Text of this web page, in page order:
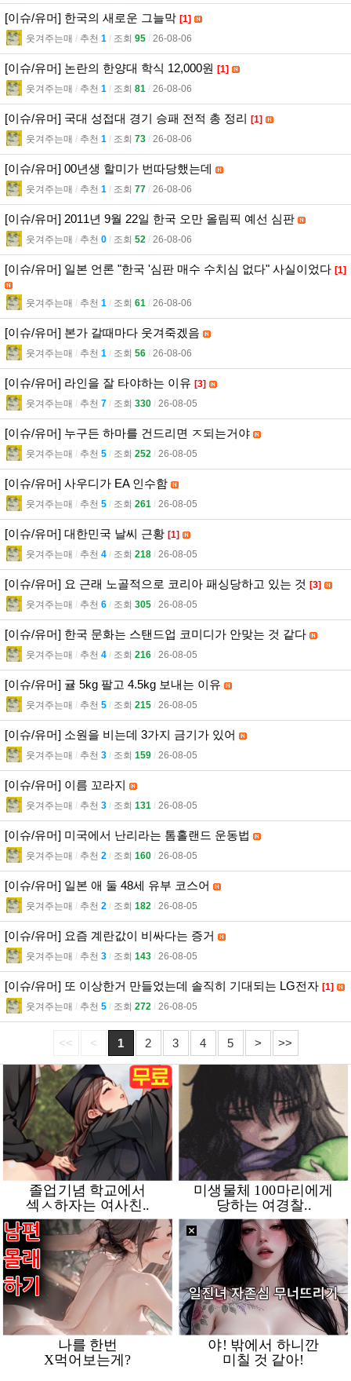
[이슈/유머] 한국의 새로운 그늘막 [1]
웃겨주는매 l 추천 1 l 조회 95 l 26-08-06
[이슈/유머] 논란의 한양대 학식 12,000원 [1]
웃겨주는매 l 추천 1 l 조회 81 l 26-08-06
[이슈/유머] 국대 성접대 경기 승패 전적 총 정리 [1]
웃겨주는매 l 추천 1 l 조회 73 l 26-08-06
[이슈/유머] 00년생 할미가 번따당했는데
웃겨주는매 l 추천 1 l 조회 77 l 26-08-06
[이슈/유머] 2011년 9월 22일 한국 오만 올림픽 예선 심판
웃겨주는매 l 추천 0 l 조회 52 l 26-08-06
[이슈/유머] 일본 언론 "한국 '심판 매수 수치심 없다" 사실이었다 [1]
웃겨주는매 l 추천 1 l 조회 61 l 26-08-06
[이슈/유머] 본가 갈때마다 웃겨죽겠음
웃겨주는매 l 추천 1 l 조회 56 l 26-08-06
[이슈/유머] 라인을 잘 타야하는 이유 [3]
웃겨주는매 l 추천 7 l 조회 330 l 26-08-05
[이슈/유머] 누구든 하마를 건드리면 ㅈ되는거야
웃겨주는매 l 추천 5 l 조회 252 l 26-08-05
[이슈/유머] 사우디가 EA 인수함
웃겨주는매 l 추천 5 l 조회 261 l 26-08-05
[이슈/유머] 대한민국 날씨 근황 [1]
웃겨주는매 l 추천 4 l 조회 218 l 26-08-05
[이슈/유머] 요 근래 노골적으로 코리아 패싱당하고 있는 것 [3]
웃겨주는매 l 추천 6 l 조회 305 l 26-08-05
[이슈/유머] 한국 문화는 스탠드업 코미디가 안맞는 것 같다
웃겨주는매 l 추천 4 l 조회 216 l 26-08-05
[이슈/유머] 귤 5kg 팔고 4.5kg 보내는 이유
웃겨주는매 l 추천 5 l 조회 215 l 26-08-05
[이슈/유머] 소원을 비는데 3가지 금기가 있어
웃겨주는매 l 추천 3 l 조회 159 l 26-08-05
[이슈/유머] 이름 꼬라지
웃겨주는매 l 추천 3 l 조회 131 l 26-08-05
[이슈/유머] 미국에서 난리라는 톰홀랜드 운동법
웃겨주는매 l 추천 2 l 조회 160 l 26-08-05
[이슈/유머] 일본 애 둘 48세 유부 코스어
웃겨주는매 l 추천 2 l 조회 182 l 26-08-05
[이슈/유머] 요즘 계란값이 비싸다는 증거
웃겨주는매 l 추천 3 l 조회 143 l 26-08-05
[이슈/유머] 또 이상한거 만들었는데 솔직히 기대되는 LG전자 [1]
웃겨주는매 l 추천 5 l 조회 272 l 26-08-05
<< < 1 2 3 4 5 > >>